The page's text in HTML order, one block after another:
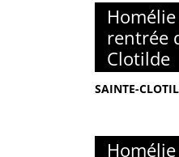
rentrée
Clotilde
SAINTE-